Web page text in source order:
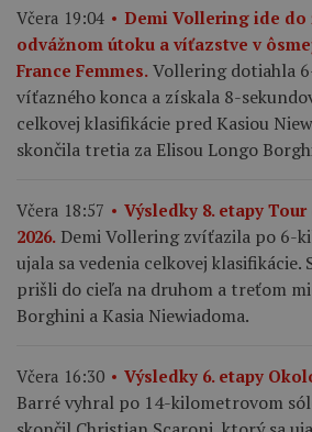
Včera 19:04
Demi Vollering ide do
odvážnom útoku a víťazstve v
France Femmes. Vollering dotiahla
víťazného konca a získala 8-
celkovej klasifikácie pred Kasiou
skončila tretia za Elisou Longo
Včera 18:57
Výsledky 8. etapy Tour
2026. Demi Vollering zvíťazila po 6-
ujala sa vedenia celkovej klasifikácie.
prišli do cieľa na druhom a treťom
Borghini a Kasia Niewiadoma.
Včera 16:30 Výsledky 6. etapy
Barré vyhral po 14-kilometrovom